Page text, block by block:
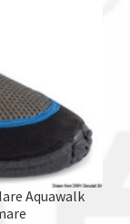
Aquawalk